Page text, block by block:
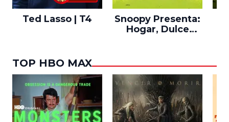
Ted Lasso | T4
Snoopy Presenta:
Hogar, Dulce
TOP HBO MAX